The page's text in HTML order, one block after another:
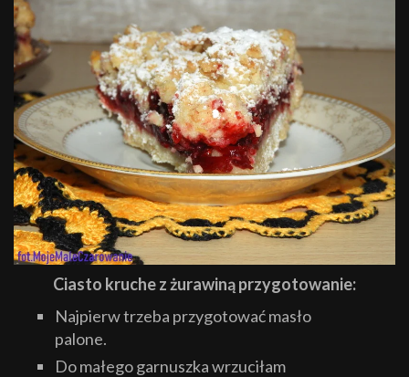
Ciasto kruche z żurawiną przygotowanie:
Najpierw trzeba przygotować masło
palone.
Do małego garnuszka wrzuciłam